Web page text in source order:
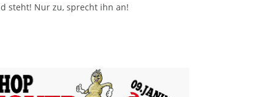
steht! Nur zu, sprecht ihn an!